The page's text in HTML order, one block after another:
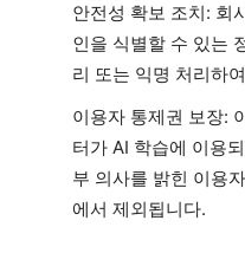
안전성 확보 조치: 회
인을 식별할 수 있는
리 또는 익명 처리하
이용자 통제권 보장:
터가 AI 학습에 이용
부 의사를 밝힌 이용
에서 제외됩니다.